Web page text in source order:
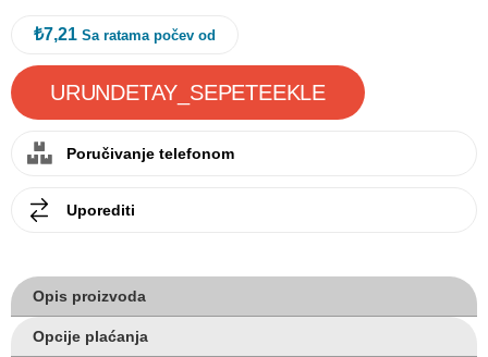
₺7,21 Sa ratama počev od
Poručivanje telefonom
Uporediti
Opis proizvoda
Opcije plaćanja